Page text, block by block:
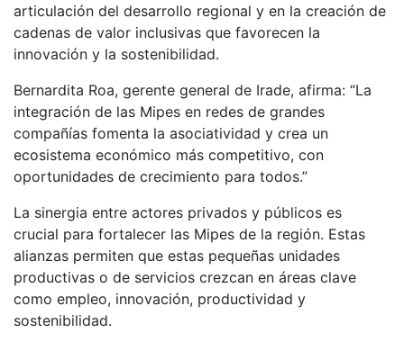
articulación del desarrollo regional y en la creación de
cadenas de valor inclusivas que favorecen la
innovación y la sostenibilidad.
Bernardita Roa, gerente general de Irade, afirma: “La
integración de las Mipes en redes de grandes
compañías fomenta la asociatividad y crea un
ecosistema económico más competitivo, con
oportunidades de crecimiento para todos.”
La sinergia entre actores privados y públicos es
crucial para fortalecer las Mipes de la región. Estas
alianzas permiten que estas pequeñas unidades
productivas o de servicios crezcan en áreas clave
como empleo, innovación, productividad y
sostenibilidad.